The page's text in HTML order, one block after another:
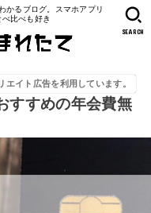
かるブログ。スマホアプリ
比べも好き
SEARCH
エイト広告を利用しています。
すすめの年会費無